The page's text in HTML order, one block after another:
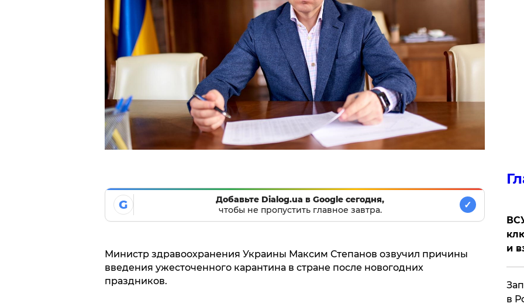
G
Добавьте Dialog.ua в Google сегодня,
чтобы не пропустить главное завтра.
✓
Министр здравоохранения Украины Максим Степанов озвучил причины
введения ужесточенного карантина в стране после новогодних
праздников.
и
в